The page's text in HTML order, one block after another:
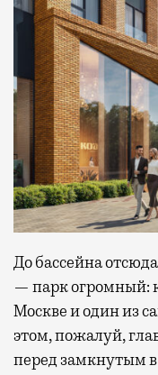
До бассейна
— парк огромный:
Москве и один из
этом, пожалуй,
перед замкнутым